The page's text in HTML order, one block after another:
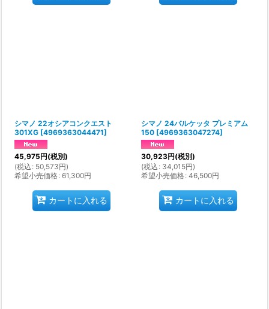
シマノ 22オシアコンクエスト
301XG [4969363044471]
45,975円(税別)
(税込 : 50,573円)
希望小売価格: 61,300円
カートに入れる
シマノ 24バルケッタ プレミアム
150 [4969363047274]
30,923円(税別)
(税込 : 34,015円)
希望小売価格: 46,500円
カートに入れる